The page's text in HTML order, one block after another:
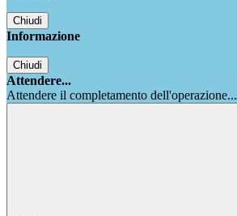
Chiudi
Informazione
Chiudi
Attendere...
Attendere il completamento dell'operazione...